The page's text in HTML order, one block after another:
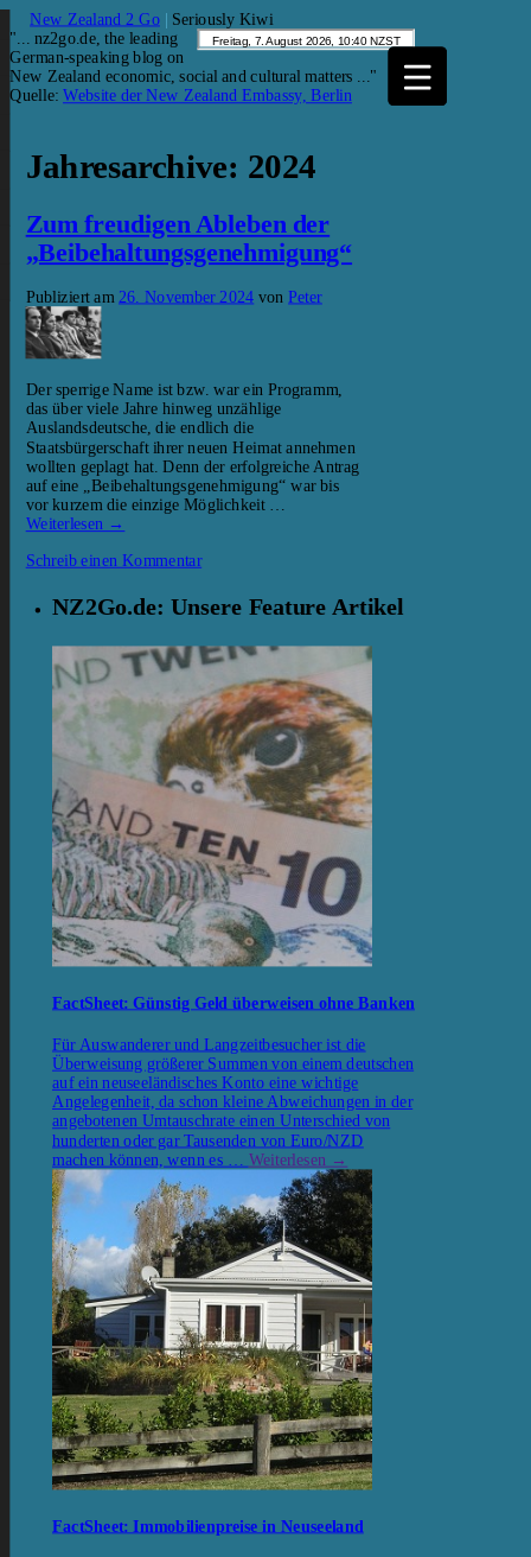
New Zealand 2 Go | Seriously Kiwi
"... nz2go.de, the leading
German-speaking blog on
New Zealand economic, social and cultural matters ..."
Quelle: Website der New Zealand Embassy, Berlin
Jahresarchive: 2024
Zum freudigen Ableben der
„Beibehaltungsgenehmigung“
Publiziert am 26. November 2024 von Peter
Der sperrige Name ist bzw. war ein Programm,
das über viele Jahre hinweg unzählige
Auslandsdeutsche, die endlich die
Staatsbürgerschaft ihrer neuen Heimat annehmen
wollten geplagt hat. Denn der erfolgreiche Antrag
auf eine „Beibehaltungsgenehmigung“ war bis
vor kurzem die einzige Möglichkeit …
Weiterlesen →
Schreib einen Kommentar
NZ2Go.de: Unsere Feature Artikel
FactSheet: Günstig Geld überweisen ohne Banken
Für Auswanderer und Langzeitbesucher ist die
Überweisung größerer Summen von einem deutschen
auf ein neuseeländisches Konto eine wichtige
Angelegenheit, da schon kleine Abweichungen in der
angebotenen Umtauschrate einen Unterschied von
hunderten oder gar Tausenden von Euro/NZD
machen können, wenn es … Weiterlesen →
FactSheet: Immobilienpreise in Neuseeland